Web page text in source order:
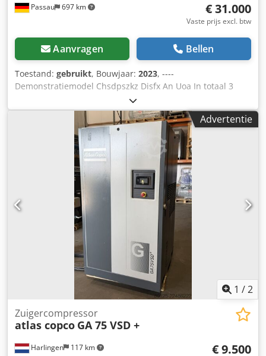
Passau 697 km € 31.000
Vaste prijs excl. btw
Aanvragen Bellen
Toestand: gebruikt, Bouwjaar: 2023, ----
Demonstratiemodel Chsdpszkz Disfx An Uoa In totaal 3
stuks beschikbaar: AC-generator QAS30 KD S5 50 Hz 400 V
3-fase Artikelnummer: 100583713 Serienummer:
ESF373329 Bouwjaar: 2023 AC-generator QAS30 KD S5 50
Hz 400 V 3-fase Artikelnummer: 100583714 Serienummer:
ESF373330 Bouwjaar: 2023 Uitrusting: Taalpakket 3: EN +
DE + NL + FR + IT Stopcontacten, 5-polig, 63 A, ELP-B 32 +
16 A + DS DS-RIM 3P 16 A Isolatiewaarschuwingsrelais
Accuschakelaar Gebruiksaanwijzing, Duits
Advertentie
1 /2
Harlingen 117 km
Zuigercompressor
atlas copco GA 75 VSD +
€ 9.500